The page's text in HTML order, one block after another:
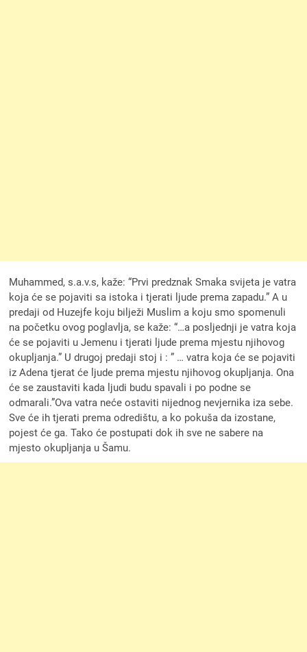
Muhammed, s.a.v.s, kaže: “Prvi predznak Smaka svijeta je vatra
koja će se pojaviti sa istoka i tjerati ljude prema zapadu.” A u
predaji od Huzejfe koju bilježi Muslim a koju smo spomenuli
na početku ovog poglavlja, se kaže: “…a posljednji je vatra koja
će se pojaviti u Jemenu i tjerati ljude prema mjestu njihovog
okupljanja.” U drugoj predaji stoj i : ” … vatra koja će se pojaviti
iz Adena tjerat će ljude prema mjestu njihovog okupljanja. Ona
će se zaustaviti kada ljudi budu spavali i po podne se
odmarali.”Ova vatra neće ostaviti nijednog nevjernika iza sebe.
Sve će ih tjerati prema odredištu, a ko pokuša da izostane,
pojest će ga. Tako će postupati dok ih sve ne sabere na
mjesto okupljanja u Šamu.